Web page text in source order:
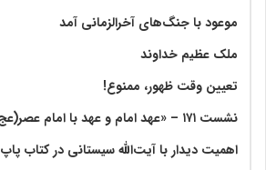
موعود با جنگ‌های آخرالزمانی آمد
ملک عظیم خداوند
تعیین وقت ظهور، ممنوع!
نشست ۱۷۱ – «عهد امام و عهد با امام عصر(عج)»
اهمیت دیدار با آیت‌الله سیستانی در کتاب پاپ